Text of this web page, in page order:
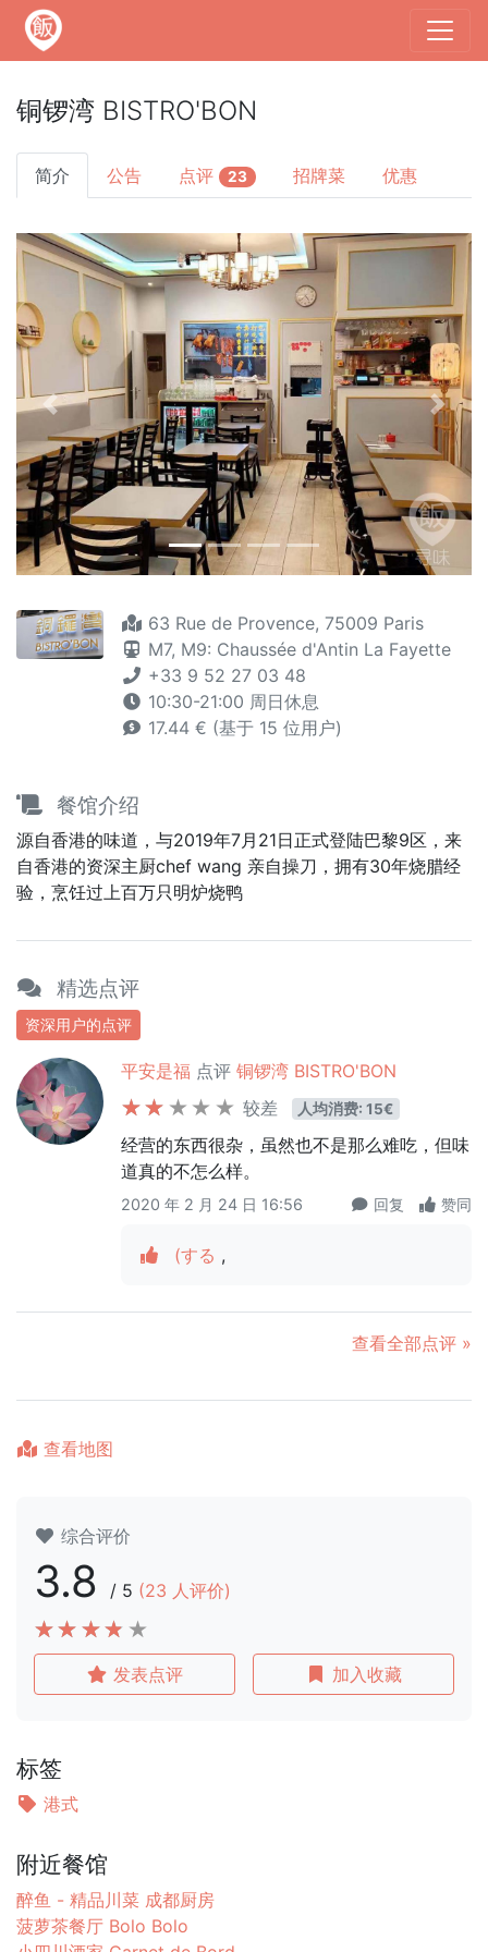
铜锣湾 BISTRO'BON
简介 公告 点评 23 招牌菜 优惠
Previous Next
63 Rue de Provence, 75009 Paris
M7, M9: Chaussée d'Antin La Fayette
+33 9 52 27 03 48
10:30-21:00 周日休息
17.44 € (基于 15 位用户)
餐馆介绍
源自香港的味道，与2019年7月21日正式登陆巴黎9区，来
自香港的资深主厨chef wang 亲自操刀，拥有30年烧腊经
验，烹饪过上百万只明炉烧鸭
精选点评
资深用户的点评
平安是福 点评 铜锣湾 BISTRO'BON
较差
人均消费: 15€
经营的东西很杂，虽然也不是那么难吃，但味
道真的不怎么样。
2020 年 2 月 24 日 16:56 回复 赞同
(する ,
查看全部点评 »
查看地图
综合评价
3.8 / 5 (23 人评价)
发表点评 加入收藏
标签
港式
附近餐馆
醉鱼 - 精品川菜 成都厨房
菠萝茶餐厅 Bolo Bolo